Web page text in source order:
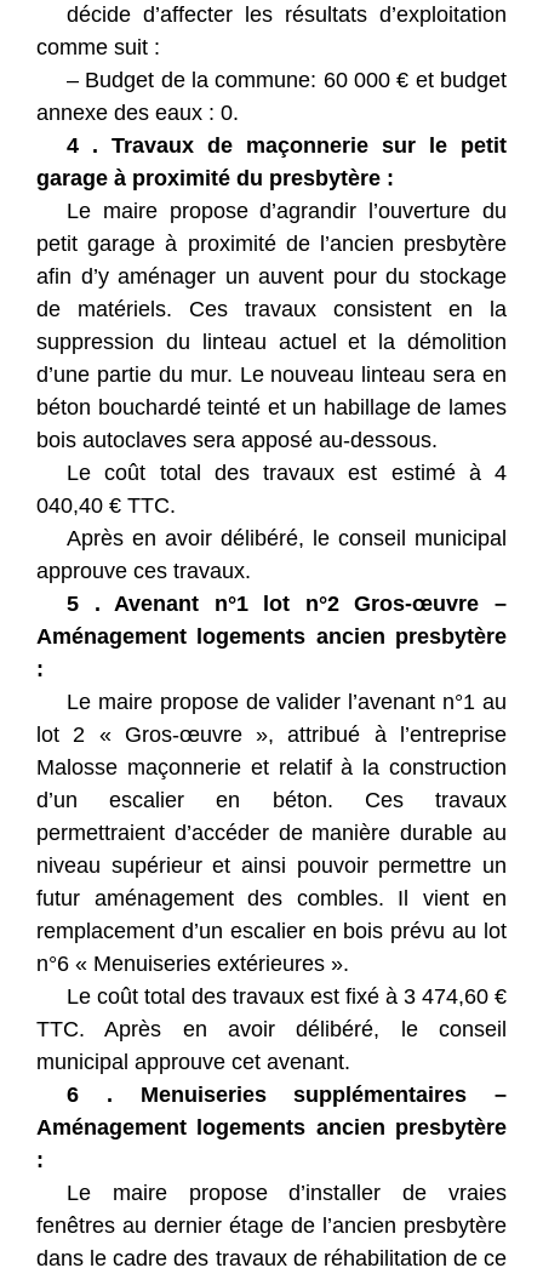
décide d’affecter les résultats d’exploitation
comme suit :
– Budget de la commune: 60 000 € et budget
annexe des eaux : 0.
4 . Travaux de maçonnerie sur le petit
garage à proximité du presbytère :
Le maire propose d’agrandir l’ouverture du
petit garage à proximité de l’ancien presbytère
afin d’y aménager un auvent pour du stockage
de matériels. Ces travaux consistent en la
suppression du linteau actuel et la démolition
d’une partie du mur. Le nouveau linteau sera en
béton bouchardé teinté et un habillage de lames
bois autoclaves sera apposé au-dessous.
Le coût total des travaux est estimé à 4
040,40 € TTC.
Après en avoir délibéré, le conseil municipal
approuve ces travaux.
5 . Avenant n°1 lot n°2 Gros-œuvre –
Aménagement logements ancien presbytère
:
Le maire propose de valider l’avenant n°1 au
lot 2 « Gros-œuvre », attribué à l’entreprise
Malosse maçonnerie et relatif à la construction
d’un escalier en béton. Ces travaux
permettraient d’accéder de manière durable au
niveau supérieur et ainsi pouvoir permettre un
futur aménagement des combles. Il vient en
remplacement d’un escalier en bois prévu au lot
n°6 « Menuiseries extérieures ».
Le coût total des travaux est fixé à 3 474,60 €
TTC. Après en avoir délibéré, le conseil
municipal approuve cet avenant.
6 . Menuiseries supplémentaires –
Aménagement logements ancien presbytère
:
Le maire propose d’installer de vraies
fenêtres au dernier étage de l’ancien presbytère
dans le cadre des travaux de réhabilitation de ce